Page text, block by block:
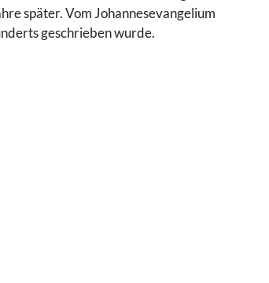
später. Vom Johannesevangelium
geschrieben wurde.